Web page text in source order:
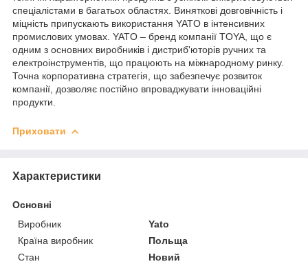
спеціалістами в багатьох областях. Виняткові довговічність і
міцність припускають використання YATO в інтенсивних
промислових умовах. YATO – бренд компанії TOYA, що є
одним з основних виробників і дистриб'юторів ручних та
електроінструментів, що працюють на міжнародному ринку.
Точна корпоративна стратегія, що забезпечує розвиток
компанії, дозволяє постійно впроваджувати інноваційні
продукти.
Приховати
Характеристики
Основні
Виробник
Yato
Країна виробник
Польща
Стан
Новий